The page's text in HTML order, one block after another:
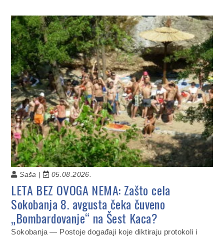
Saša | 05.08.2026.
LETA BEZ OVOGA NEMA: Zašto cela
Sokobanja 8. avgusta čeka čuveno
„Bombardovanje“ na Šest Kaca?
Sokobanja — Postoje događaji koje diktiraju protokoli i